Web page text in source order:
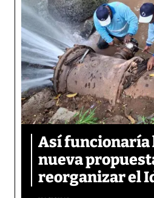
Así funcionaría
nueva
reorganizar el